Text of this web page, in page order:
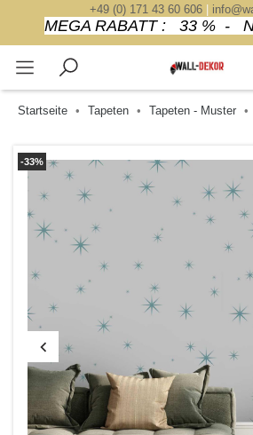
+49 (0) 171 43 60 606|
MEGA RABATT : 33 % -
Startseite Tapeten Tapeten - Muster
-33%